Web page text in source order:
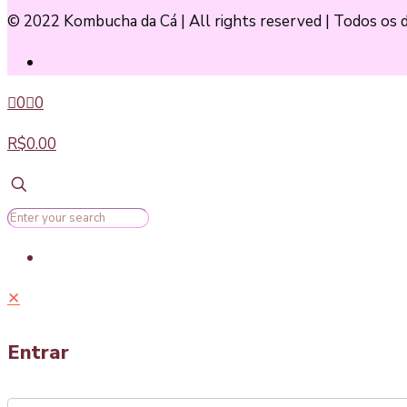
© 2022 Kombucha da Cá | All rights reserved | Todos os
0 0
R$0.00
✕
Entrar